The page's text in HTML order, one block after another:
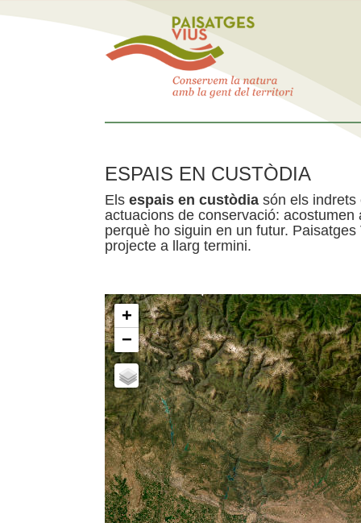
ESPAIS EN CUSTÒDIA
Els espais en custòdia són els indrets
actuacions de conservació:
perquè ho siguin en un futur.
projecte a llarg termini.
+
−